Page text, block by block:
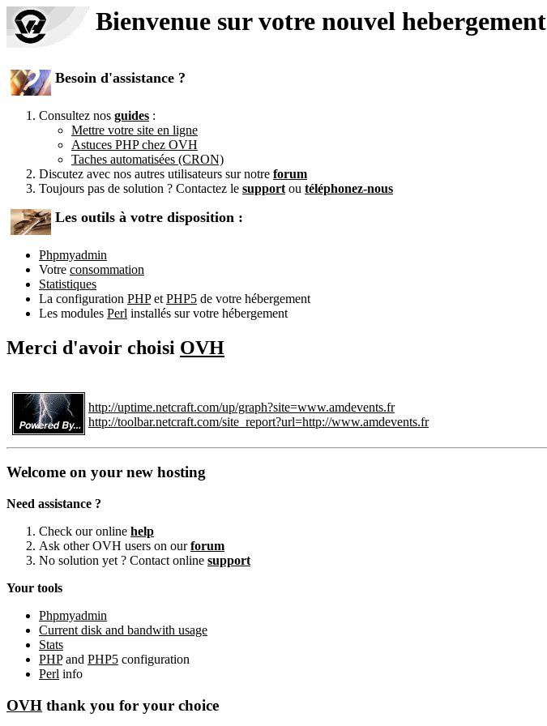
Bienvenue sur votre nouvel hebergement
Besoin d'assistance ?
Consultez nos guides :
Mettre votre site en ligne
Astuces PHP chez OVH
Taches automatisées (CRON)
Discutez avec nos autres utilisateurs sur notre forum
Toujours pas de solution ? Contactez le support ou téléphonez-nous
Les outils à votre disposition :
Phpmyadmin
Votre consommation
Statistiques
La configuration PHPet PHP5 de votre hébergement
Les modules Perl installés sur votre hébergement
Merci d'avoir choisi OVH
http://uptime.netcraft.com/up/graph?site=www.amdevents.fr
http://toolbar.netcraft.com/site_report?url=http://www.amdevents.fr
Welcome on your new hosting
Need assistance ?
Check our online help
Ask other OVH users on ourforum
No solution yet ? Contact online support
Your tools
Phpmyadmin
Current disk and bandwith usage
Stats
PHPand PHP5 configuration
Perl info
OVH thank you for your choice